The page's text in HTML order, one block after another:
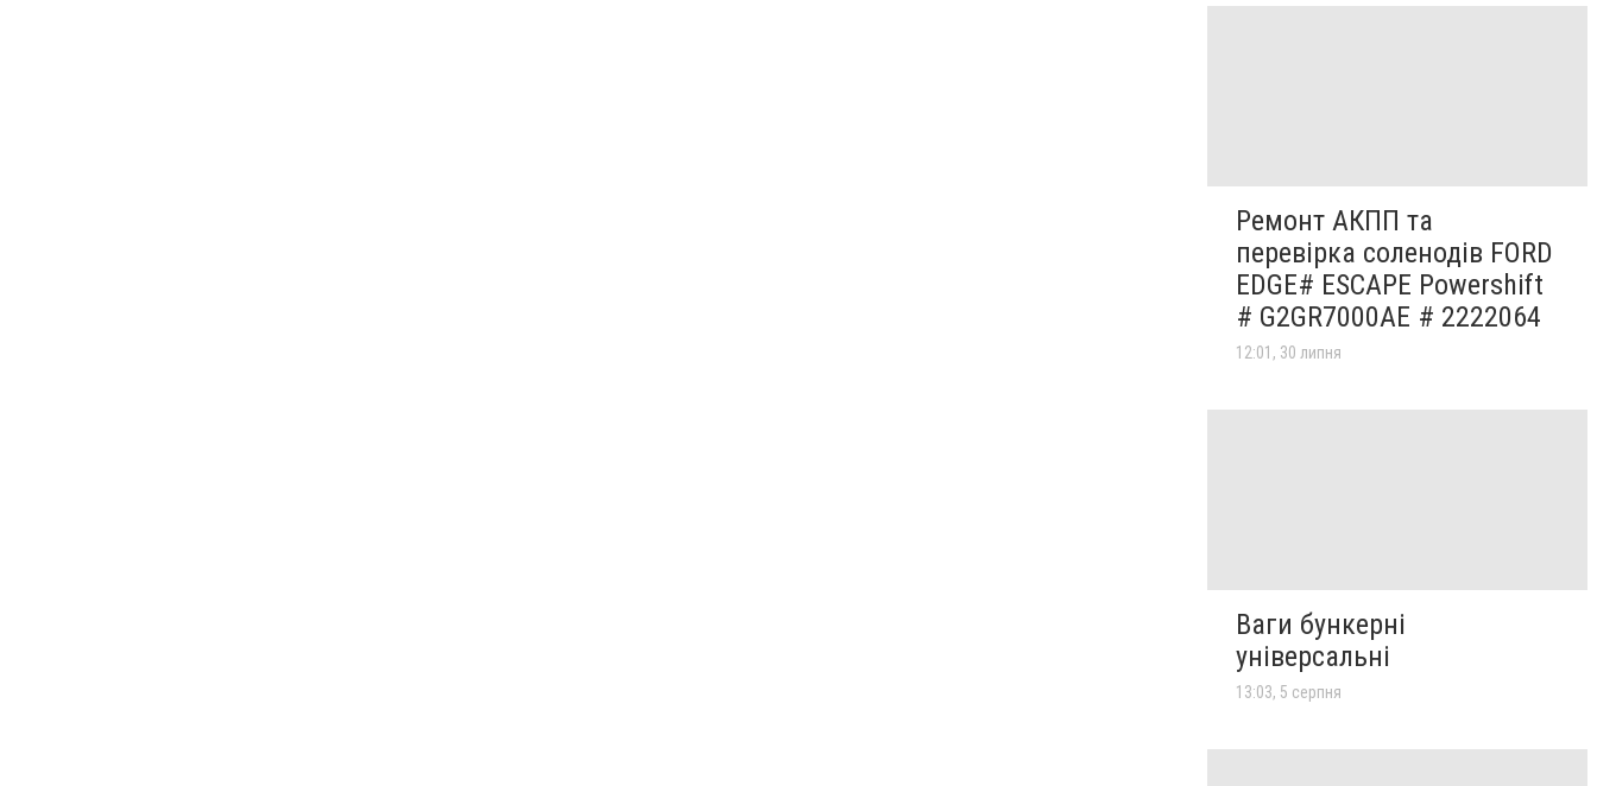
Ремонт АКПП та
перевірка соленодів FORD
EDGE# ESCAPE Powershift
# G2GR7000AE # 2222064
12:01, 30 липня
Ваги бункерні
універсальні
13:03, 5 серпня